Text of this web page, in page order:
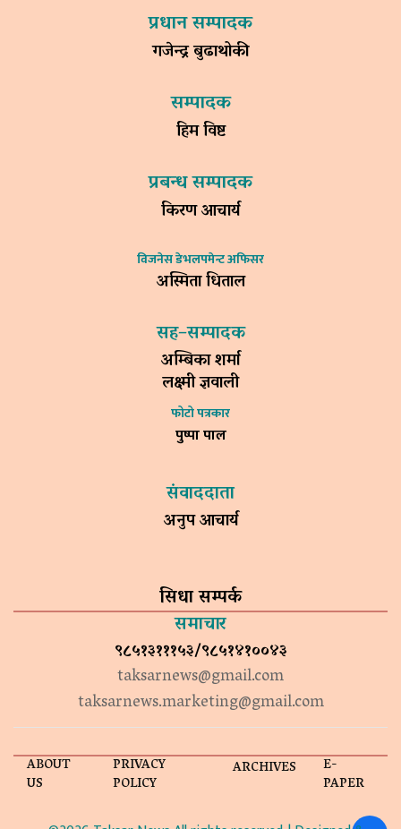
प्रधान सम्पादक
गजेन्द्र बुढाथोकी
सम्पादक
हिम विष्ट
प्रबन्ध सम्पादक
किरण आचार्य
विजनेस डेभलपमेन्ट अफिसर
अस्मिता धिताल
सह–सम्पादक
अम्बिका शर्मा
लक्ष्मी ज्ञवाली
फोटो पत्रकार
पुष्पा पाल
संवाददाता
अनुप आचार्य
सिधा सम्पर्क
समाचार
९८५१३१११५३/९८५१४१००४३
taksarnews@gmail.com
taksarnews.marketing@gmail.com
ABOUT
US
PRIVACY
POLICY
ARCHIVES E-
PAPER